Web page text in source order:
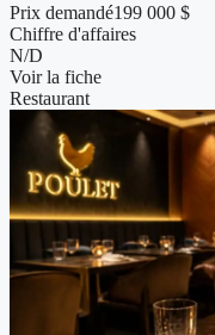
Prix demandé199 000 $
Chiffre d'affaires
N/D
Voir la fiche
Restaurant